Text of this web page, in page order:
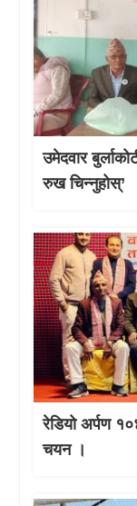
उमेदवार
रुख चिन्नुहोस्’
रेडियो अर्पण
चयन ।